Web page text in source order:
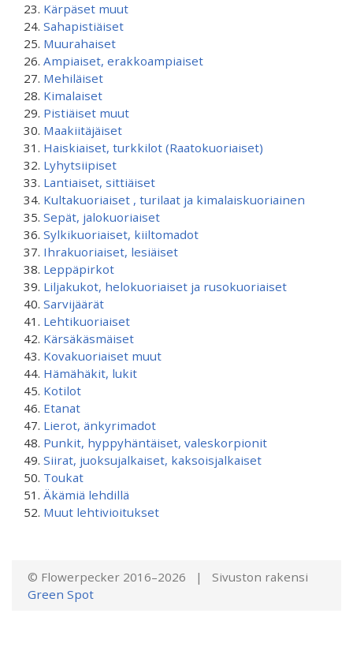
Kärpäset muut
Sahapistiäiset
Muurahaiset
Ampiaiset, erakkoampiaiset
Mehiläiset
Kimalaiset
Pistiäiset muut
Maakiitäjäiset
Haiskiaiset, turkkilot (Raatokuoriaiset)
Lyhytsiipiset
Lantiaiset, sittiäiset
Kultakuoriaiset , turilaat ja kimalaiskuoriainen
Sepät, jalokuoriaiset
Sylkikuoriaiset, kiiltomadot
Ihrakuoriaiset, lesiäiset
Leppäpirkot
Liljakukot, helokuoriaiset ja rusokuoriaiset
Sarvijäärät
Lehtikuoriaiset
Kärsäkäsmäiset
Kovakuoriaiset muut
Hämähäkit, lukit
Kotilot
Etanat
Lierot, änkyrimadot
Punkit, hyppyhäntäiset, valeskorpionit
Siirat, juoksujalkaiset, kaksoisjalkaiset
Toukat
Äkämiä lehdillä
Muut lehtivioitukset
© Flowerpecker 2016–2026 | Sivuston rakensi
Green Spot